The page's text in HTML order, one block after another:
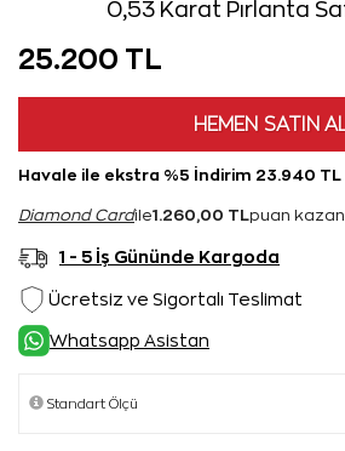
0,53 Karat Pırlanta
25.200 TL
HEMEN SATIN
Havale ile ekstra %5 İndirim 23.940 TL
Diamond Cardile1.260,00 TL puan
1 - 5 İş Gününde Kargoda
Ücretsiz ve Sigortalı Teslimat
Whatsapp Asistan